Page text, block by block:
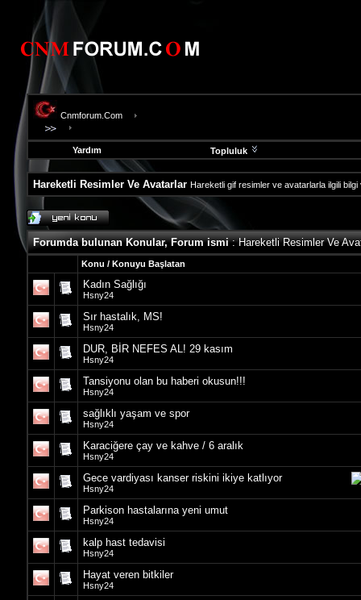
Cnmforum.Com
Yardım Topluluk
Hareketli Resimler Ve Avatarlar Hareketli gif resimler ve avatarlarla ilgili
evooli
fethiye
escort
gaziantep
gaziantep
escort
Forumda bulunan Konular, Forum ismi: Hareketli Resimler Ve
Konu / Konuyu Başlatan
Kadın Sağlığı
Hsny24
Sır hastalık, MS!
Hsny24
DUR, BİR NEFES AL! 29 kasım
Hsny24
Tansiyonu olan bu haberi okusun!!!
Hsny24
sağlıklı yaşam ve spor
Hsny24
Karaciğere çay ve kahve / 6 aralık
Hsny24
Gece vardiyası kanser riskini ikiye katlıyor
Hsny24
Parkison hastalarına yeni umut
Hsny24
kalp hast tedavisi
Hsny24
Hayat veren bitkiler
Hsny24